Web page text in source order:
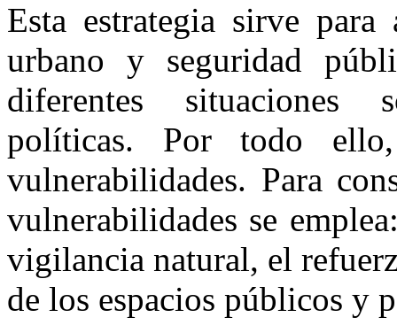
Esta estrategia sirve
urbano y seguridad
diferentes situaciones
políticas. Por todo
vulnerabilidades. Para
vulnerabilidades se
vigilancia natural, el
de los espacios públicos y